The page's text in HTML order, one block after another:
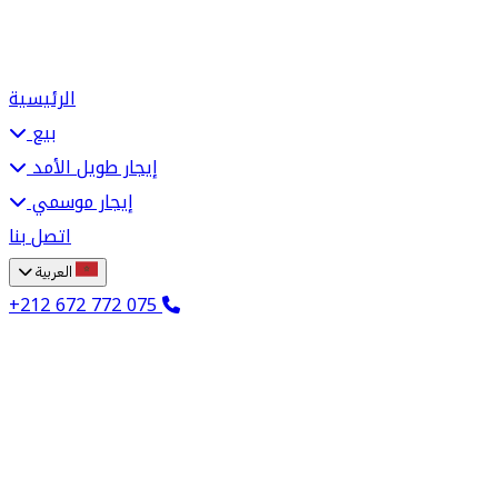
الرئيسية
بيع
إيجار طويل الأمد
إيجار موسمي
اتصل بنا
العربية
+212 672 772 075